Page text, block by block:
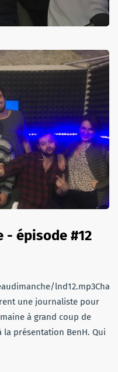
- épisode #12
une journaliste pour
à grand coup de
présentation BenH. Qui